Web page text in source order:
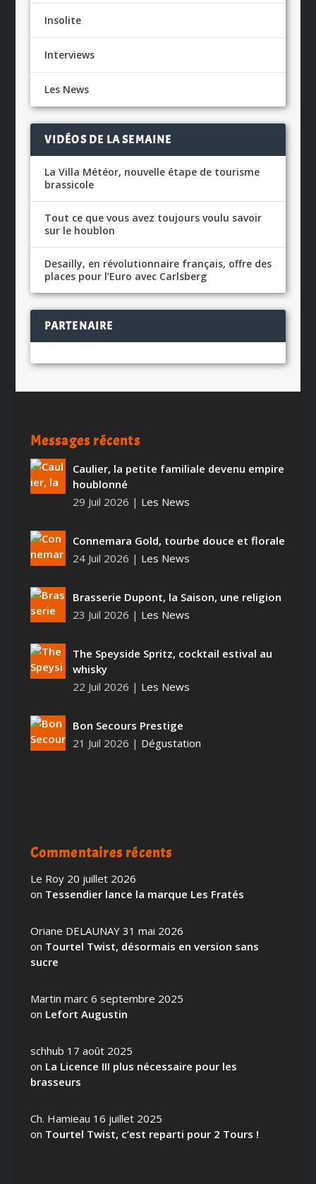
Insolite
Interviews
Les News
VIDÉOS DE LA SEMAINE
La Villa Météor, nouvelle étape de tourisme
brassicole
Tout ce que vous avez toujours voulu savoir
sur le houblon
Desailly, en révolutionnaire français, offre des
places pour l’Euro avec Carlsberg
PARTENAIRE
Messages récents
Caulier, la petite familiale devenu empire
houblonné
29 Juil 2026 | Les News
Connemara Gold, tourbe douce et florale
24 Juil 2026 | Les News
Brasserie Dupont, la Saison, une religion
23 Juil 2026 | Les News
The Speyside Spritz, cocktail estival au
whisky
22 Juil 2026 | Les News
Bon Secours Prestige
21 Juil 2026 | Dégustation
Commentaires récents
Le Roy 20 juillet 2026
on Tessendier lance la marque Les Fratés
Oriane DELAUNAY 31 mai 2026
on Tourtel Twist, désormais en version sans
sucre
Martin marc 6 septembre 2025
on Lefort Augustin
schhub 17 août 2025
on La Licence III plus nécessaire pour les
brasseurs
Ch. Hamieau 16 juillet 2025
on Tourtel Twist, c’est reparti pour 2 Tours !